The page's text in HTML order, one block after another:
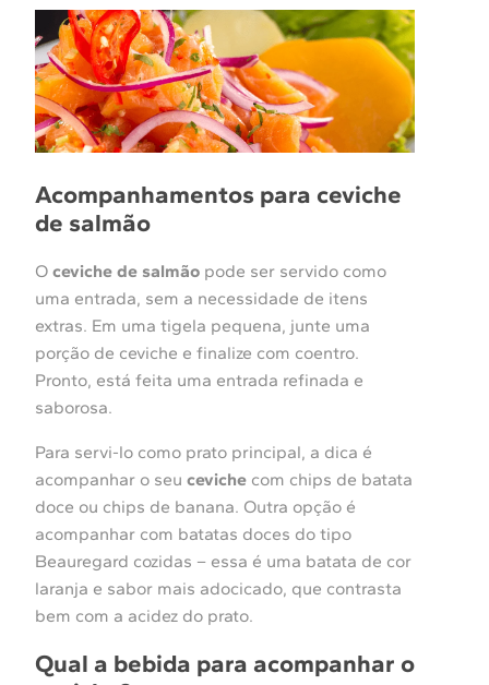
Acompanhamentos para ceviche
de salmão
O ceviche de salmão pode ser servido como
uma entrada, sem a necessidade de itens
extras. Em uma tigela pequena, junte uma
porção de ceviche e finalize com coentro.
Pronto, está feita uma entrada refinada e
saborosa.
Para servi-lo como prato principal, a dica é
acompanhar o seu ceviche com chips de batata
doce ou chips de banana. Outra opção é
acompanhar com batatas doces do tipo
Beauregard cozidas – essa é uma batata de cor
laranja e sabor mais adocicado, que contrasta
bem com a acidez do prato.
Qual a bebida para acompanhar o